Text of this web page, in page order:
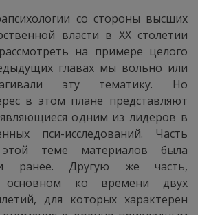
со стороны высших
власти в XX столетии
на примере целого
главах мы вольно или
эту тематику. Но
в этом плане представляют
одним из лидеров в
пси-исследований. Часть
теме материалов была
ранее. Другую же часть,
основном ко времени двух
для которых характерен